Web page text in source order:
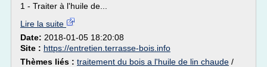
1 - Traiter à l'huile de...
Lire la suite
Date: 2018-01-05 18:20:08
Site : https://entretien.terrasse-bois.info
Thèmes liés : traitement du bois a l'huile de lin chaude /